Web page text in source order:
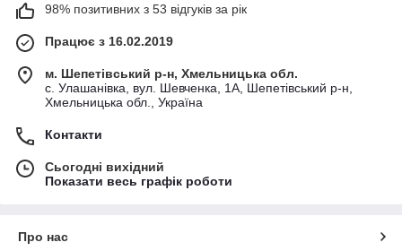
98% позитивних з 53 відгуків за рік
Працює з 16.02.2019
м. Шепетівський р-н, Хмельницька обл.
с. Улашанівка, вул. Шевченка, 1А, Шепетівський р-н,
Хмельницька обл., Україна
Контакти
Сьогодні вихідний
Показати весь графік роботи
Про нас